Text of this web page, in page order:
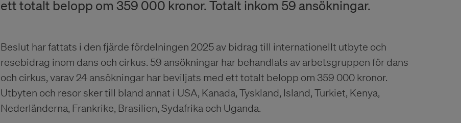
ett totalt belopp om 359 000 kronor. Totalt inkom 59 ansökningar.
Beslut har fattats i den fjärde fördelningen 2025 av bidrag till internationellt utbyte och
resebidrag inom dans och cirkus. 59 ansökningar har behandlats av arbetsgruppen för dans
och cirkus, varav 24 ansökningar har beviljats med ett totalt belopp om 359 000 kronor.
Utbyten och resor sker till bland annat i USA, Kanada, Tyskland, Island, Turkiet, Kenya,
Nederländerna, Frankrike, Brasilien, Sydafrika och Uganda.